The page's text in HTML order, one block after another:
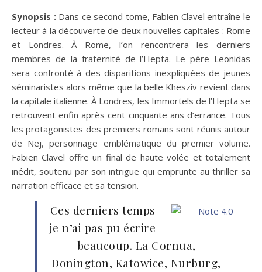
Synopsis : Dans ce second tome, Fabien Clavel entraîne le
lecteur à la découverte de deux nouvelles capitales : Rome
et Londres. À Rome, l’on rencontrera les derniers
membres de la fraternité de l’Hepta. Le père Leonidas
sera confronté à des disparitions inexpliquées de jeunes
séminaristes alors même que la belle Khesziv revient dans
la capitale italienne. À Londres, les Immortels de l’Hepta se
retrouvent enfin après cent cinquante ans d’errance. Tous
les protagonistes des premiers romans sont réunis autour
de Nej, personnage emblématique du premier volume.
Fabien Clavel offre un final de haute volée et totalement
inédit, soutenu par son intrigue qui emprunte au thriller sa
narration efficace et sa tension.
Ces derniers temps
je n’ai pas pu écrire
beaucoup. La Cornua,
Donington, Katowice, Nurburg,